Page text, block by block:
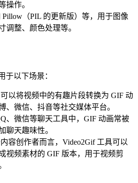
操作。
Pillow（PIL 的更新版）等，用于图像
调整、颜色处理等。
于以下场景：
以将视频中的有趣片段转换为 GIF 动
、微信、抖音等社交媒体平台。
、微信等聊天工具中，GIF 动画常被
聊天趣味性。
容创作者而言，Video2Gif 工具可以
视频素材的 GIF 版本，用于视频剪